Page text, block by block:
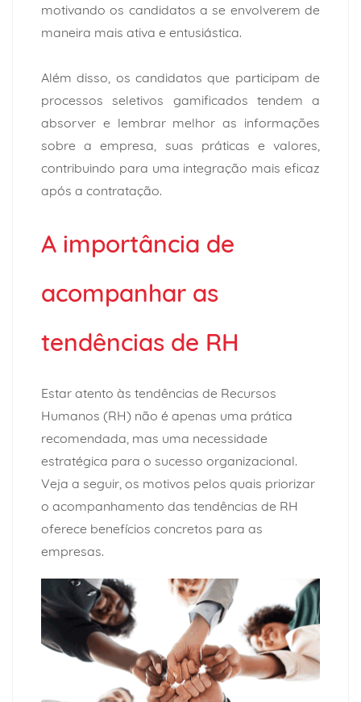
motivando os candidatos a se envolverem de
maneira mais ativa e entusiástica.
Além disso, os candidatos que participam de
processos seletivos gamificados tendem a
absorver e lembrar melhor as informações
sobre a empresa, suas práticas e valores,
contribuindo para uma integração mais eficaz
após a contratação.
A importância de
acompanhar as
tendências de RH
Estar atento às tendências de Recursos
Humanos (RH) não é apenas uma prática
recomendada, mas uma necessidade
estratégica para o sucesso organizacional.
Veja a seguir, os motivos pelos quais priorizar
o acompanhamento das tendências de RH
oferece benefícios concretos para as
empresas.